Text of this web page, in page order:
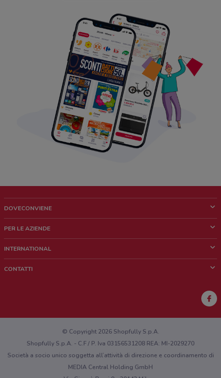
DOVECONVIENE
Chi siamo
Lavora con noi
PER LE AZIENDE
Richieste commerciali e marketing
INTERNATIONAL
CONTATTI
Hai un malfunzionamento sul web o sull'app?
© Copyright 2026 Shopfully S.p.A.
Shopfully S.p.A. - C.F / P. Iva 03156531208 REA: MI-2029270
Società a socio unico soggetta all’attività di direzione e coordinamento di
MEDIA Central Holding GmbH